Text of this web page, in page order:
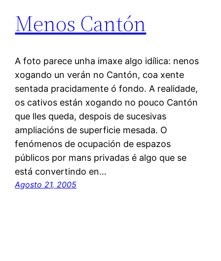
Menos Cantón
A foto parece unha imaxe algo idílica: nenos
xogando un verán no Cantón, coa xente
sentada pracidamente ó fondo. A realidade,
os cativos están xogando no pouco Cantón
que lles queda, despois de sucesivas
ampliacións de superficie mesada. O
fenómenos de ocupación de espazos
públicos por mans privadas é algo que se
está convertindo en…
Agosto 21, 2005